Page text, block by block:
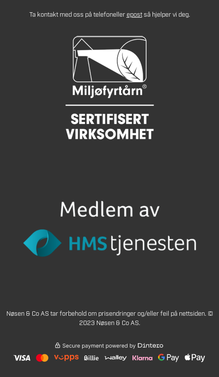
Ta kontakt med oss på telefonellerepostså hjelper vi deg.
Nøsen & Co AS tar forbehold om prisendringer og/eller feil på nettsiden. ©
2023 Nøsen & Co AS.